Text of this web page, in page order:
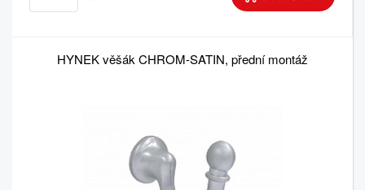
HYNEK věšák CHROM-SATIN, přední montáž